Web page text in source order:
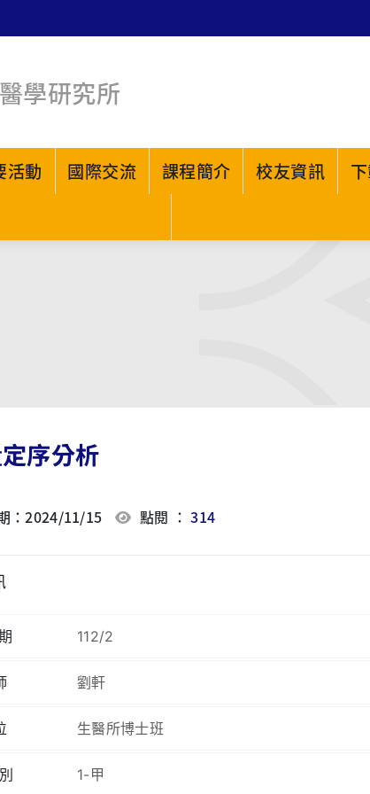
學研究所
活動 國際交流 課程簡介 校友資訊
序分析
：2024/11/15 點閱 ：314
112/2
劉軒
生醫所博士班
1-甲